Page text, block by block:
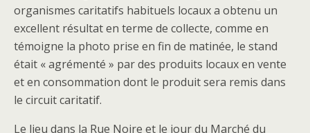
organismes caritatifs habituels locaux a obtenu un
excellent résultat en terme de collecte, comme en
témoigne la photo prise en fin de matinée, le stand
était « agrémenté » par des produits locaux en vente
et en consommation dont le produit sera remis dans
le circuit caritatif.
Le lieu dans la Rue Noire et le jour du Marché du